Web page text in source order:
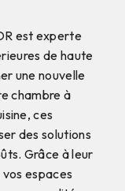
est experte
de haute
une nouvelle
chambre à
ces
des solutions
Grâce à leur
espaces